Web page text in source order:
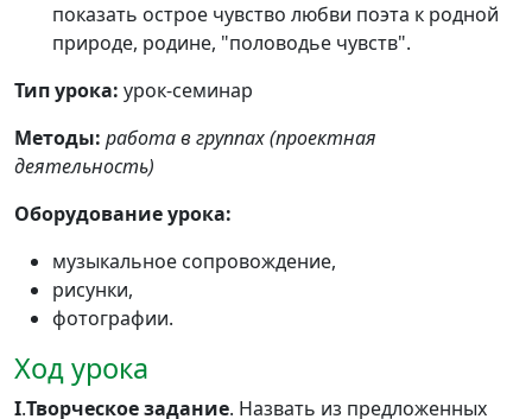
показать острое чувство любви поэта к родной
природе, родине, "половодье чувств".
Тип урока: урок-семинар
Методы: работа в группах (проектная
деятельность)
Оборудование урока:
музыкальное сопровождение,
рисунки,
фотографии.
Ход урока
I.Творческое задание. Назвать из предложенных